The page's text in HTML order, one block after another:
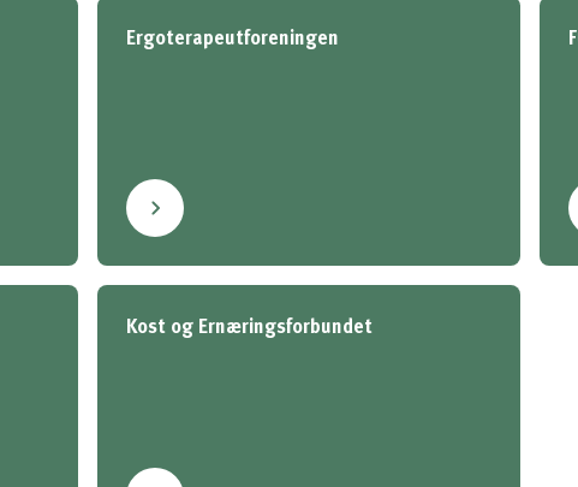
Ergoterapeutforeningen
Kost og Ernæringsforbundet